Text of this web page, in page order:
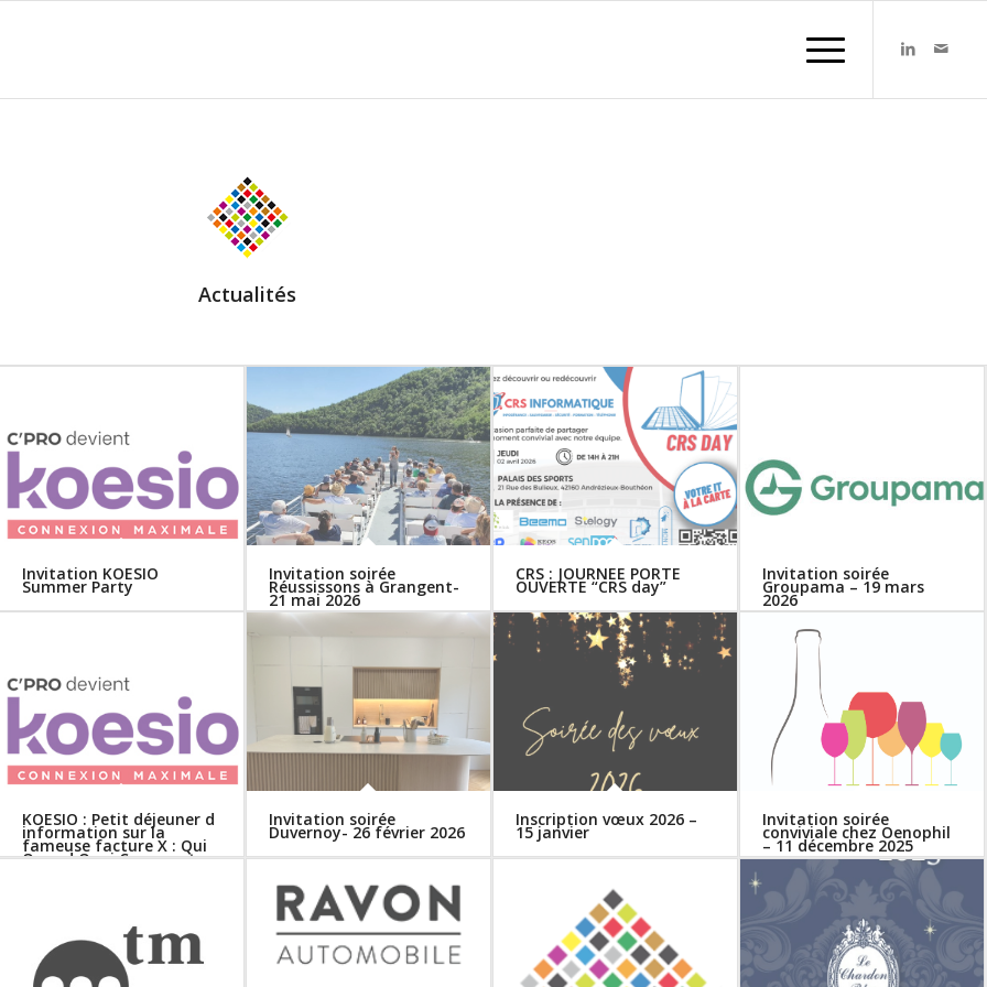
Actualités
Invitation KOESIO
Summer Party
Invitation soirée
Réussissons à Grangent-
21 mai 2026
CRS : JOURNEE PORTE
OUVERTE “CRS day”
Invitation soirée
Groupama – 19 mars
2026
KOESIO : Petit déjeuner d
information sur la
fameuse facture X : Qui
Quand Quoi Comment…
Invitation soirée
Duvernoy- 26 février 2026
Inscription vœux 2026 –
15 janvier
Invitation soirée
conviviale chez Oenophil
– 11 décembre 2025